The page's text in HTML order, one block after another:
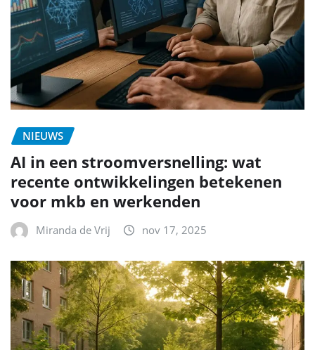
NIEUWS
AI in een stroomversnelling: wat
recente ontwikkelingen betekenen
voor mkb en werkenden
Miranda de Vrij nov 17, 2025